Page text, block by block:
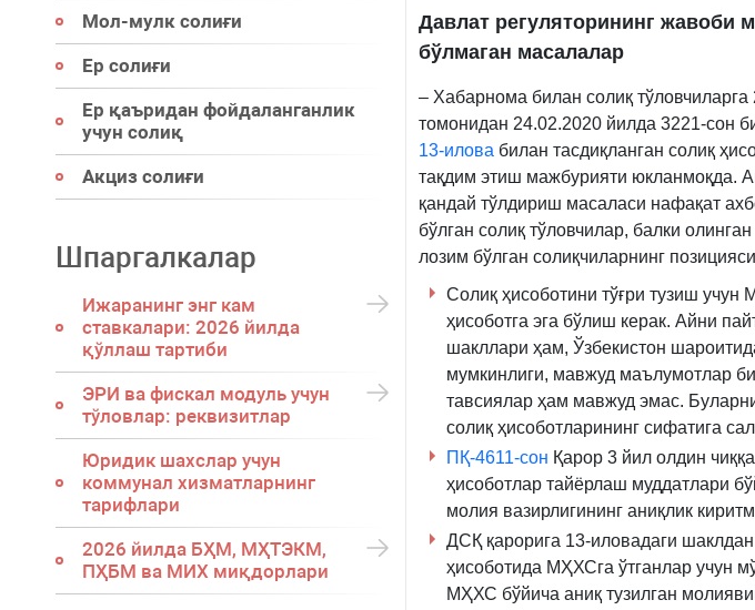
Мол-мулк солиғи
Ер солиғи
Ер қаъридан фойдаланганлик
учун солиқ
Акциз солиғи
Шпаргалкалар
Ижаранинг энг кам
ставкалари: 2026 йилда
қўллаш тартиби
ЭРИ ва фискал модуль учун
тўловлар: реквизитлар
Юридик шахслар учун
коммунал хизматларнинг
тарифлари
2026 йилда БҲМ, МҲТЭКМ,
ПҲБМ ва МИХ миқдорлари
Давлат регуляторининг жавоби
бўлмаган масалалар
– Хабарнома билан солиқ
томонидан 24.02.2020 йилда 3221-сон
13-илова билан тасдиқланган солиқ
тақдим этиш мажбурияти юкланмоқда.
қандай тўлдириш масаласи нафақат
бўлган солиқ тўловчилар, балки
лозим бўлган солиқчиларнинг
Солиқ ҳисоботини тўғри тузиш
ҳисоботга эга бўлиш керак. Айни
шакллари ҳам, Ўзбекистон
мумкинлиги, мавжуд маълумотлар
тавсиялар ҳам мавжуд эмас.
солиқ ҳисоботларининг сифатига
ПҚ-4611-сон Қарор 3 йил олдин
ҳисоботлар тайёрлаш муддатлари
молия вазирлигининг аниқлик
ДСҚ қарорига 13-иловадаги
ҳисоботида МҲХСга ўтганлар учун
МҲХС бўйича аниқ тузилган